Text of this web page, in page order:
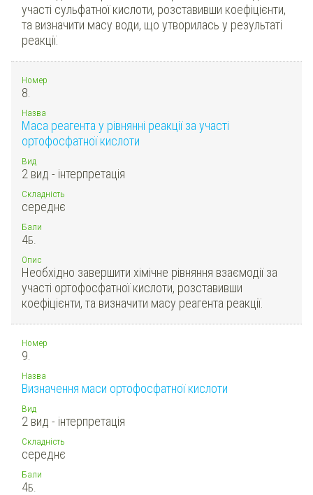
участі сульфатної кислоти, розставивши коефіцієнти,
та визначити масу води, що утворилась у результаті
реакції.
Номер
8.
Назва
Маса реагента у рівнянні реакції за участі
ортофосфатної кислоти
Вид
2 вид - інтерпретація
Складність
середнє
Бали
4Б.
Опис
Необхідно завершити хімічне рівняння взаємодії за
участі ортофосфатної кислоти, розставивши
коефіцієнти, та визначити масу реагента реакції.
Номер
9.
Назва
Визначення маси ортофосфатної кислоти
Вид
2 вид - інтерпретація
Складність
середнє
Бали
4Б.